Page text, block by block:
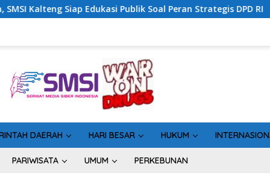
Edukasi Publik Soal Peran Strategis DPD RI
DAERAH HARI BESAR HUKUM
PARIWISATA UMUM PERKEBUNAN